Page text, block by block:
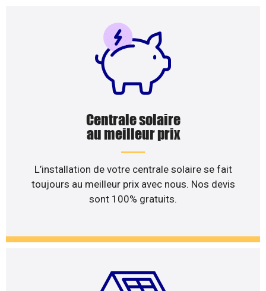
Centrale solaire
au meilleur prix
L’installation de votre centrale solaire se fait
toujours au meilleur prix avec nous. Nos devis
sont 100% gratuits.